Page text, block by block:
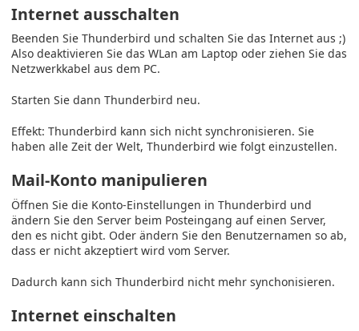
Internet ausschalten
Beenden Sie Thunderbird und schalten Sie das Internet aus ;)
Also deaktivieren Sie das WLan am Laptop oder ziehen Sie das
Netzwerkkabel aus dem PC.
Starten Sie dann Thunderbird neu.
Effekt: Thunderbird kann sich nicht synchronisieren. Sie
haben alle Zeit der Welt, Thunderbird wie folgt einzustellen.
Mail-Konto manipulieren
Öffnen Sie die Konto-Einstellungen in Thunderbird und
ändern Sie den Server beim Posteingang auf einen Server,
den es nicht gibt. Oder ändern Sie den Benutzernamen so ab,
dass er nicht akzeptiert wird vom Server.
Dadurch kann sich Thunderbird nicht mehr synchonisieren.
Internet einschalten